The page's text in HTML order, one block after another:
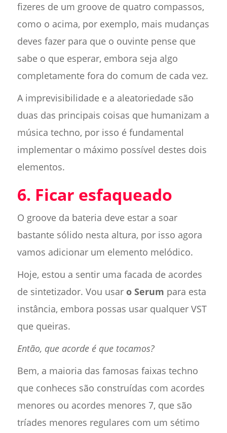
fizeres de um groove de quatro compassos,
como o acima, por exemplo, mais mudanças
deves fazer para que o ouvinte pense que
sabe o que esperar, embora seja algo
completamente fora do comum de cada vez.
A imprevisibilidade e a aleatoriedade são
duas das principais coisas que humanizam a
música techno, por isso é fundamental
implementar o máximo possível destes dois
elementos.
6. Ficar esfaqueado
O groove da bateria deve estar a soar
bastante sólido nesta altura, por isso agora
vamos adicionar um elemento melódico.
Hoje, estou a sentir uma facada de acordes
de sintetizador. Vou usar o Serum para esta
instância, embora possas usar qualquer VST
que queiras.
Então, que acorde é que tocamos?
Bem, a maioria das famosas faixas techno
que conheces são construídas com acordes
menores ou acordes menores 7, que são
tríades menores regulares com um sétimo